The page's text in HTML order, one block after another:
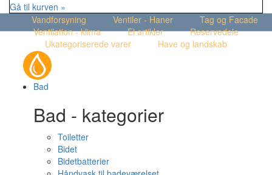
Gå til kurven »
Vandforsyning
Ventiler - Haner
Tag og Facade
Ventilation - klima
El artikler
Reservedele
Ukategoriserede varer
Have og landskab
Bad
Bad - kategorier
Toiletter
Bidet
Bidetbatterier